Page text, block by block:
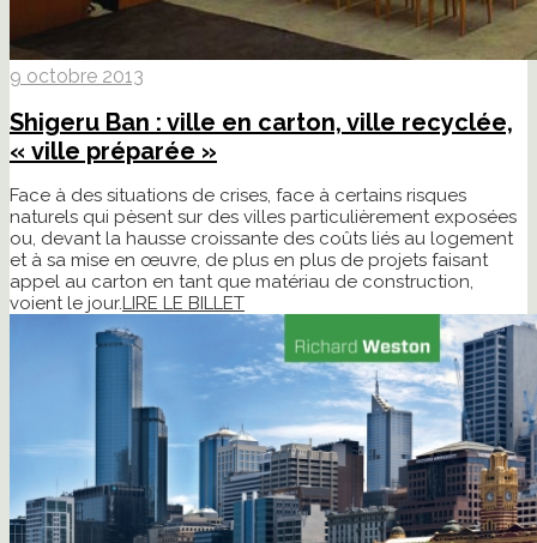
9 octobre 2013
Shigeru Ban : ville en carton, ville recyclée,
« ville préparée »
Face à des situations de crises, face à certains risques
naturels qui pèsent sur des villes particulièrement exposées
ou, devant la hausse croissante des coûts liés au logement
et à sa mise en œuvre, de plus en plus de projets faisant
appel au carton en tant que matériau de construction,
voient le jour.LIRE LE BILLET